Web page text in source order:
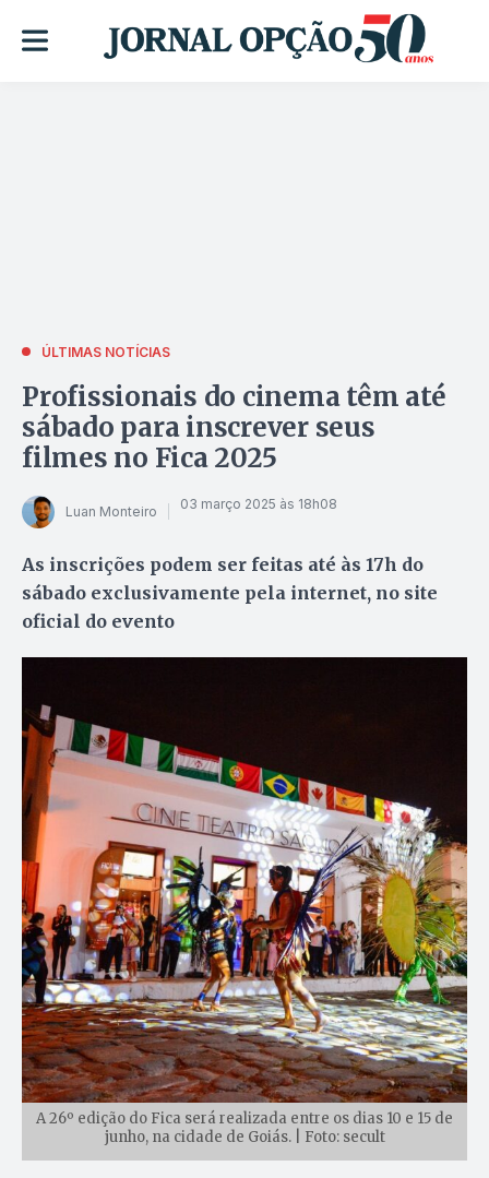
ÚLTIMAS NOTÍCIAS
Profissionais do cinema têm até
sábado para inscrever seus
filmes no Fica 2025
Luan Monteiro 03 março 2025 às 18h08
As inscrições podem ser feitas até às 17h do
sábado exclusivamente pela internet, no site
oficial do evento
A 26º edição do Fica será realizada entre os dias 10 e 15 de
junho, na cidade de Goiás. | Foto: secult